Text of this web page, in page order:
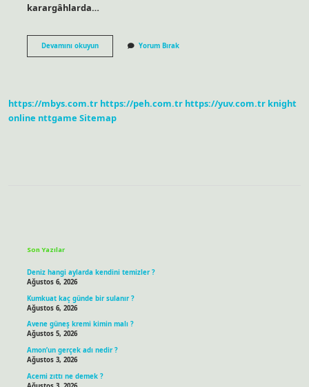
karargâhlarda…
Devamını okuyunLise
Mezunu
Yorum Bırak
https://mbys.com.tr https://peh.com.tr https://yuv.com.tr knight
online nttgame Sitemap
Son Yazılar
Deniz hangi aylarda kendini temizler ?
Ağustos 6, 2026
Kumkuat kaç günde bir sulanır ?
Ağustos 6, 2026
Avene güneş kremi kimin malı ?
Ağustos 5, 2026
Amon’un gerçek adı nedir ?
Ağustos 3, 2026
Acemi zıttı ne demek ?